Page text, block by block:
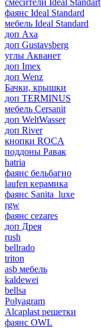
смесители Ideal Standart
фаянс Ideal Standard
мебель Ideal Standard
доп Axa
доп Gustavsberg
углы Акванет
доп Imex
доп Wenz
Бачки, крышки
доп TERMINUS
мебель Cersanit
доп WeltWasser
доп River
кнопки ROCA
поддоны Равак
hatria
фаянс бельбагно
laufen керамика
фаянс Sanita_luxe
rgw
фаянс cezares
доп Дрея
rush
bellrado
triton
asb мебель
kaldewei
bellsa
Polyagram
Alcaplast решетки
фаянс OWL